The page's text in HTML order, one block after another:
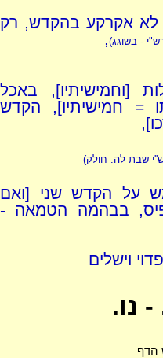
לא אקרקע בהקדש, רק
- בשוגג),
[וחמישיתיו], באכל
= חמישיתיו], הקדש
שבת לה. חולק)
על הקדש שני [ואם
בבהמה הטמאה -
וישלים
נו.
הדף